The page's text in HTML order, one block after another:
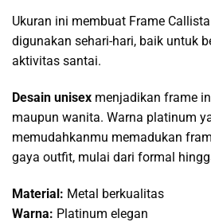
Ukuran ini membuat Frame
digunakan sehari-hari, baik untuk
aktivitas santai.
Desain unisex menjadikan frame
maupun wanita. Warna platinum
memudahkanmu memadukan
gaya outfit, mulai dari formal
Material: Metal berkualitas
Warna: Platinum elegan